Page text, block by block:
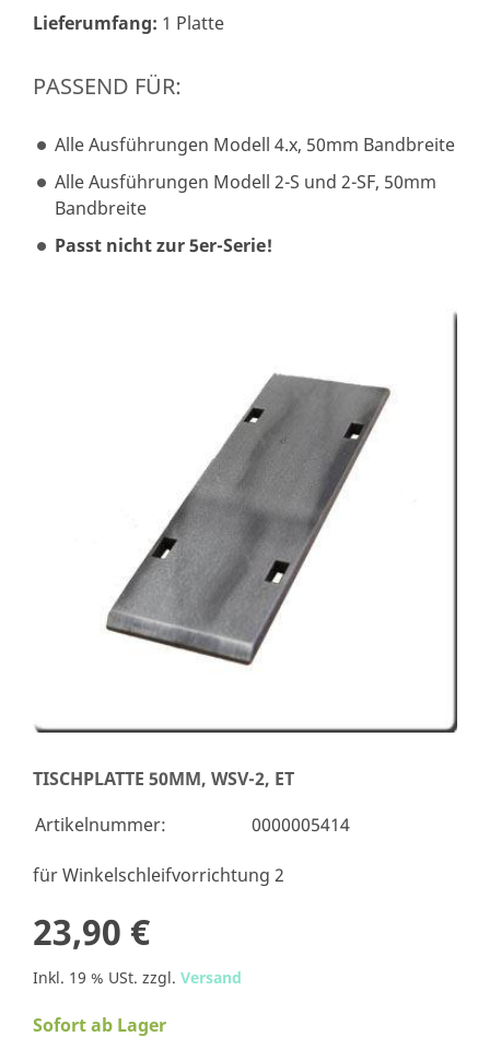
Lieferumfang: 1 Platte
PASSEND FÜR:
Alle Ausführungen Modell 4.x, 50mm Bandbreite
Alle Ausführungen Modell 2-S und 2-SF, 50mm
Bandbreite
Passt nicht zur 5er-Serie!
TISCHPLATTE 50MM, WSV-2, ET
Artikelnummer:
0000005414
für Winkelschleifvorrichtung 2
23,90 €
Inkl. 19 % USt. zzgl. Versand
Sofort ab Lager